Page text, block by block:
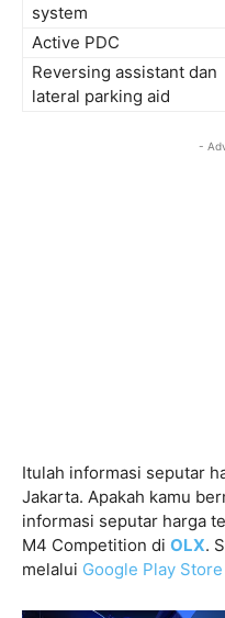
system
Active PDC
Reversing assistant dan
lateral parking aid
-
Itulah informasi seputar
Jakarta. Apakah kamu
informasi seputar harga
M4 Competition di OLX.
melalui Google Play Store